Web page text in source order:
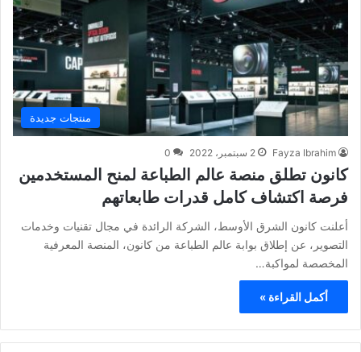
منتجات جديدة
Fayza Ibrahim 2 سبتمبر، 2022 0
كانون تطلق منصة عالم الطباعة لمنح المستخدمين
فرصة اكتشاف كامل قدرات طابعاتهم
أعلنت كانون الشرق الأوسط، الشركة الرائدة في مجال تقنيات وخدمات
التصوير، عن إطلاق بوابة عالم الطباعة من كانون، المنصة المعرفية
المخصصة لمواكبة…
أكمل القراءة »